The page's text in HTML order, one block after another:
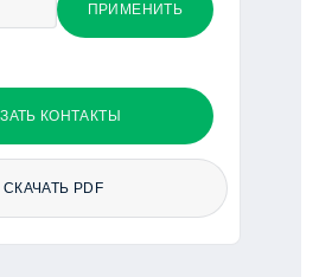
ПРИМЕНИТЬ
КОНТАКТЫ
СКАЧАТЬ PDF